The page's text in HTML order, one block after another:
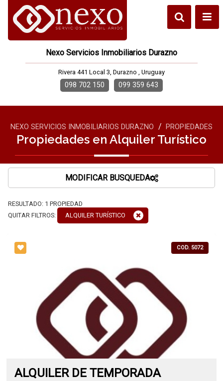
Nexo Servicios Inmobiliarios Durazno
Rivera 441 Local 3, Durazno , Uruguay
098 702 150 099 359 643
NEXO SERVICIOS INMOBILIARIOS DURAZNO / PROPIEDADES
Propiedades en Alquiler Turístico
MODIFICAR BUSQUEDA
RESULTADO: 1 PROPIEDAD
QUITAR FILTROS:
ALQUILER TURÍSTICO
COD. 5072
ALQUILER DE TEMPORADA